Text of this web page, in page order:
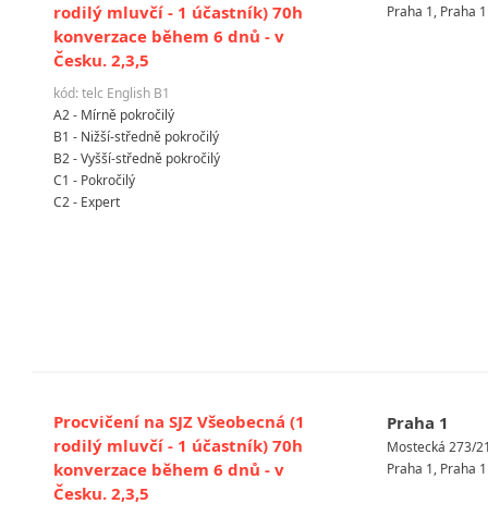
rodilý mluvčí - 1 účastník) 70h
konverzace během 6 dnů - v
Česku. 2,3,5
kód: telc English B1
A2 - Mírně pokročilý
B1 - Nižší-středně pokročilý
B2 - Vyšší-středně pokročilý
C1 - Pokročilý
C2 - Expert
Praha 1, Praha 1
Procvičení na SJZ Všeobecná (1
rodilý mluvčí - 1 účastník) 70h
konverzace během 6 dnů - v
Česku. 2,3,5
Praha 1
Mostecká 273/
Praha 1, Praha 1